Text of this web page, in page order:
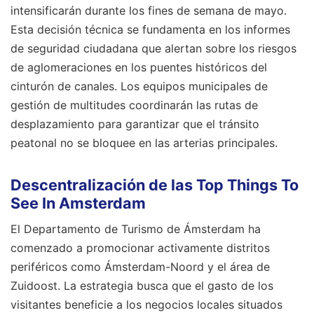
intensificarán durante los fines de semana de mayo.
Esta decisión técnica se fundamenta en los informes
de seguridad ciudadana que alertan sobre los riesgos
de aglomeraciones en los puentes históricos del
cinturón de canales. Los equipos municipales de
gestión de multitudes coordinarán las rutas de
desplazamiento para garantizar que el tránsito
peatonal no se bloquee en las arterias principales.
Descentralización de las Top Things To
See In Amsterdam
El Departamento de Turismo de Ámsterdam ha
comenzado a promocionar activamente distritos
periféricos como Ámsterdam-Noord y el área de
Zuidoost. La estrategia busca que el gasto de los
visitantes beneficie a los negocios locales situados